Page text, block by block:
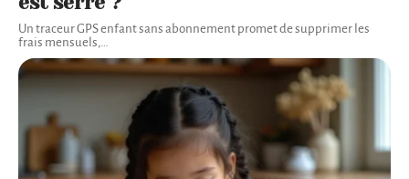
Un traceur GPS enfant sans abonnement promet de supprimer les
frais mensuels,…